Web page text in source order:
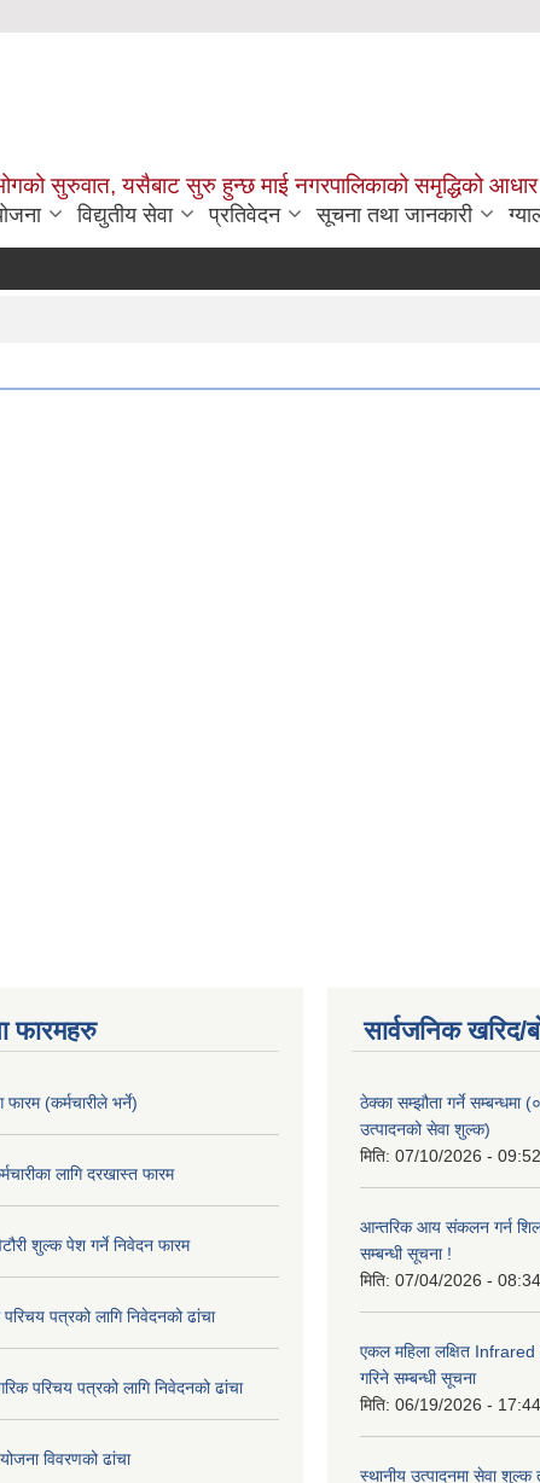
सुरुवात, यसैबाट सुरु हुन्छ माई नगरपालिकाको समृद्धिको आधार
विद्युतीय सेवा प्रतिवेदन सूचना तथा जानकारी
फारमहरु
फारम (कर्मचारीले भर्ने)
लागि दरखास्त फारम
शुल्क पेश गर्ने निवेदन फारम
परिचय पत्रको लागि निवेदनको ढांचा
परिचय पत्रको लागि निवेदनको ढांचा
विवरणको ढांचा
सार्वजनिक खरिद/
ठेक्का सम्झौता गर्ने सम्बन्धमा
उत्पादनको सेवा शुल्क)
मिति: 07/10/2026 - 09:52
आन्तरिक आय संकलन गर्न
सम्बन्धी सूचना !
मिति: 07/04/2026 - 08:34
एकल महिला लक्षित Infrared
गरिने सम्बन्धी सूचना
मिति: 06/19/2026 - 17:44
स्थानीय उत्पादनमा सेवा